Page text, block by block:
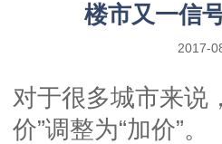
楼市又一信
2017-
对于很多城市来说
价”调整为“加价”。